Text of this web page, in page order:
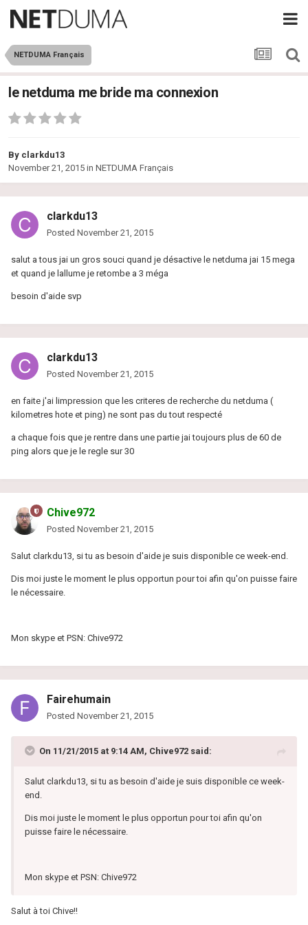
NETDUMA Français
le netduma me bride ma connexion
By clarkdu13
November 21, 2015 in NETDUMA Français
clarkdu13
Posted November 21, 2015
salut a tous jai un gros souci quand je désactive le netduma jai 15 mega
et quand je lallume je retombe a 3 méga
besoin d'aide svp
clarkdu13
Posted November 21, 2015
en faite j'ai limpression que les criteres de recherche du netduma (
kilometres hote et ping) ne sont pas du tout respecté
a chaque fois que je rentre dans une partie jai toujours plus de 60 de
ping alors que je le regle sur 30
Chive972
Posted November 21, 2015
Salut clarkdu13, si tu as besoin d'aide je suis disponible ce week-end.
Dis moi juste le moment le plus opportun pour toi afin qu'on puisse faire
le nécessaire.
Mon skype et PSN: Chive972
Fairehumain
Posted November 21, 2015
On 11/21/2015 at 9:14 AM, Chive972 said:
Salut clarkdu13, si tu as besoin d'aide je suis disponible ce week-
end.
Dis moi juste le moment le plus opportun pour toi afin qu'on
puisse faire le nécessaire.
Mon skype et PSN: Chive972
Salut à toi Chive!!